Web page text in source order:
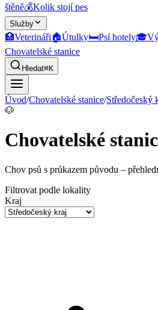
štěně💰Kolik stojí pes
Služby
🏥Veterináři🏠Útulky🛏️Psí hotely🎓
Chovatelské stanice
Hledat⌘K
Úvod/Chovatelské stanice/Středočeský
🐶
Chovatelské
Chov psů s průkazem původu –
Filtrovat podle lokality
Kraj